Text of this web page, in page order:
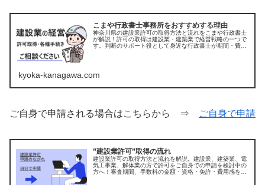
こまや行政書士事務所をおすすめする理由
神奈川県の建設業許可の取得方法と流れをこまや行政書士
が解説！許可の取得は建設業・建築業で経営戦略の一つで
す。判断のサポート役として身近な行政書士が期間・費
kyoka-kanagawa.com
ご自身で申請される場合はこちらから ⇒ ご自身で申請
”建設業許可”取得の流れ
建設業許可の取得方法と流れを解説。建設業、建築業、電
気工事業、解体業の方で許可をご自身での申請を検討中の
方へ！審査期間、手数料の金額・資格・免許・費用感をま